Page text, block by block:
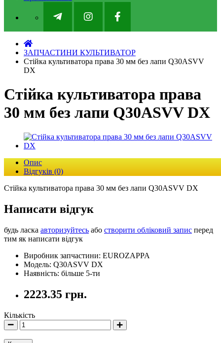
ЗАПЧАСТИНИ КУЛЬТИВАТОР
Стійка культиватора права 30 мм без лапи Q30ASVV
DX
Стійка культиватора права
30 мм без лапи Q30ASVV DX
Опис
Відгуків (0)
Стійка культиватора права 30 мм без лапи Q30ASVV DX
Написати відгук
будь ласка авторизуйтесь або створити обліковий запис перед
тим як написати відгук
Виробник запчастини: EUROZAPPA
Модель: Q30ASVV DX
Наявність: більше 5-ти
2223.35 грн.
Кількість